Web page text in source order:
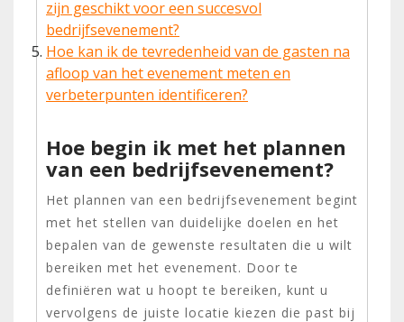
zijn geschikt voor een succesvol
bedrijfsevenement?
Hoe kan ik de tevredenheid van de gasten na
afloop van het evenement meten en
verbeterpunten identificeren?
Hoe begin ik met het plannen
van een bedrijfsevenement?
Het plannen van een bedrijfsevenement begint
met het stellen van duidelijke doelen en het
bepalen van de gewenste resultaten die u wilt
bereiken met het evenement. Door te
definiëren wat u hoopt te bereiken, kunt u
vervolgens de juiste locatie kiezen die past bij